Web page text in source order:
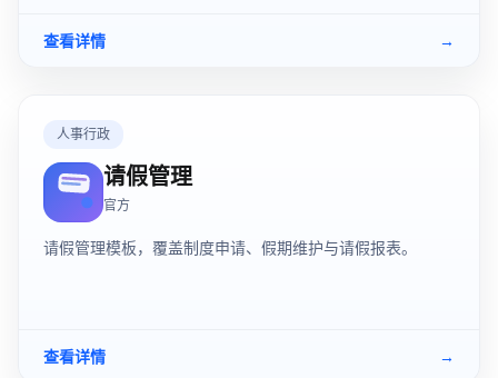
查看详情 →
人事行政
请假管理
官方
请假管理模板，覆盖制度申请、假期维护与请假报表。
查看详情 →